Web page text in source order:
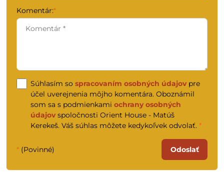
Komentár:*
Súhlasím so spracovaním osobných údajov pre
účel uverejnenia môjho komentára. Oboznámil
som sa s podmienkami ochrany osobných
údajov spoločnosti Orient House - Matúš
Kerekeš. Váš súhlas môžete kedykoľvek odvolať. *
* (Povinné) Odoslať